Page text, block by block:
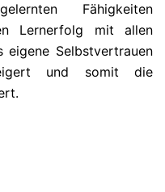
Fähigkeiten
Lernerfolg mit allen
Selbstvertrauen
und somit die